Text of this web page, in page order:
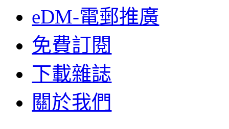
eDM-電郵推廣
免費訂閱
下載雜誌
關於我們